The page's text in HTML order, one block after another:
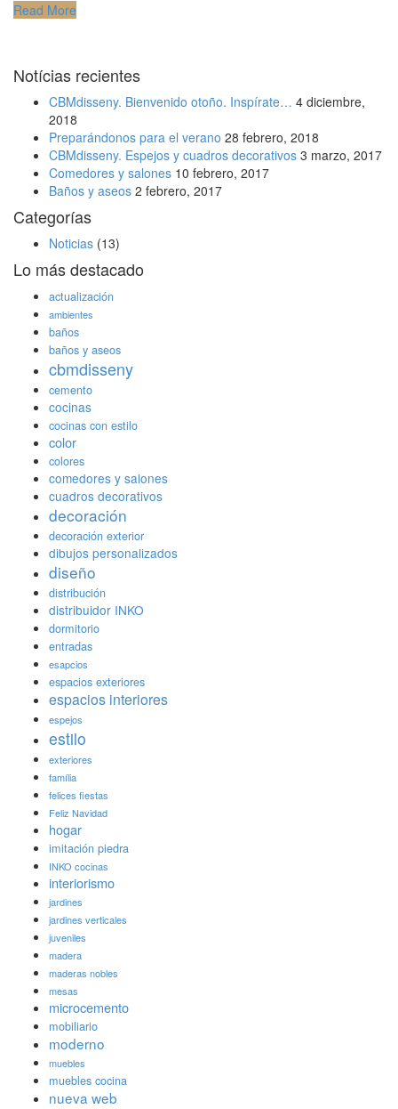
Read More
Notícias recientes
CBMdisseny. Bienvenido otoño. Inspírate… 4 diciembre,
2018
Preparándonos para el verano 28 febrero, 2018
CBMdisseny. Espejos y cuadros decorativos 3 marzo, 2017
Comedores y salones 10 febrero, 2017
Baños y aseos 2 febrero, 2017
Categorías
Noticias (13)
Lo más destacado
actualización
ambientes
baños
baños y aseos
cbmdisseny
cemento
cocinas
cocinas con estilo
color
colores
comedores y salones
cuadros decorativos
decoración
decoración exterior
dibujos personalizados
diseño
distribución
distribuidor INKO
dormitorio
entradas
esapcios
espacios exteriores
espacios interiores
espejos
estilo
exteriores
família
felices fiestas
Feliz Navidad
hogar
imitación piedra
INKO cocinas
interiorismo
jardines
jardines verticales
juveniles
madera
maderas nobles
mesas
microcemento
mobiliario
moderno
muebles
muebles cocina
nueva web